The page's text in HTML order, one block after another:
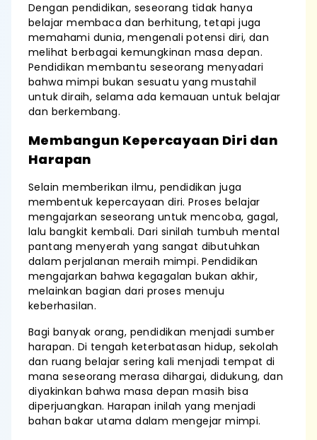
Dengan pendidikan, seseorang tidak hanya
belajar membaca dan berhitung, tetapi juga
memahami dunia, mengenali potensi diri, dan
melihat berbagai kemungkinan masa depan.
Pendidikan membantu seseorang menyadari
bahwa mimpi bukan sesuatu yang mustahil
untuk diraih, selama ada kemauan untuk belajar
dan berkembang.
Membangun Kepercayaan Diri dan
Harapan
Selain memberikan ilmu, pendidikan juga
membentuk kepercayaan diri. Proses belajar
mengajarkan seseorang untuk mencoba, gagal,
lalu bangkit kembali. Dari sinilah tumbuh mental
pantang menyerah yang sangat dibutuhkan
dalam perjalanan meraih mimpi. Pendidikan
mengajarkan bahwa kegagalan bukan akhir,
melainkan bagian dari proses menuju
keberhasilan.
Bagi banyak orang, pendidikan menjadi sumber
harapan. Di tengah keterbatasan hidup, sekolah
dan ruang belajar sering kali menjadi tempat di
mana seseorang merasa dihargai, didukung, dan
diyakinkan bahwa masa depan masih bisa
diperjuangkan. Harapan inilah yang menjadi
bahan bakar utama dalam mengejar mimpi.